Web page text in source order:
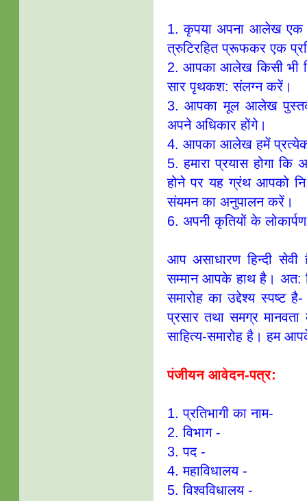
1. कृपया अपना आलेख एक
त्रुटिरहित प्रूफकर एक
2. आपका आलेख किसी भी
सार पृथकश: संलग्न करें।
3. आपका मूल आलेख पुस्तक
अपने अधिकार होंगे।
4. आपका आलेख हमें प्रत्येक
5. हमारा प्रयास होगा कि
होने पर यह ग्रंथ आपको
संयमन का अनुपालन करें।
6. अपनी कृतियों के
आप असाधारण हिन्दी सेवी
सम्मान आपके हाथ है। अत:
समारोह का उद्देश्य स्पष्ट
प्रसार तथा समग्र
साहित्य-समारोह है। हम
पंजीयन आवेदन-पत्र:
1. प्रतिभागी का नाम-
2. विभाग -
3. पद -
4. महाविधालय -
5. विश्वविधालय -